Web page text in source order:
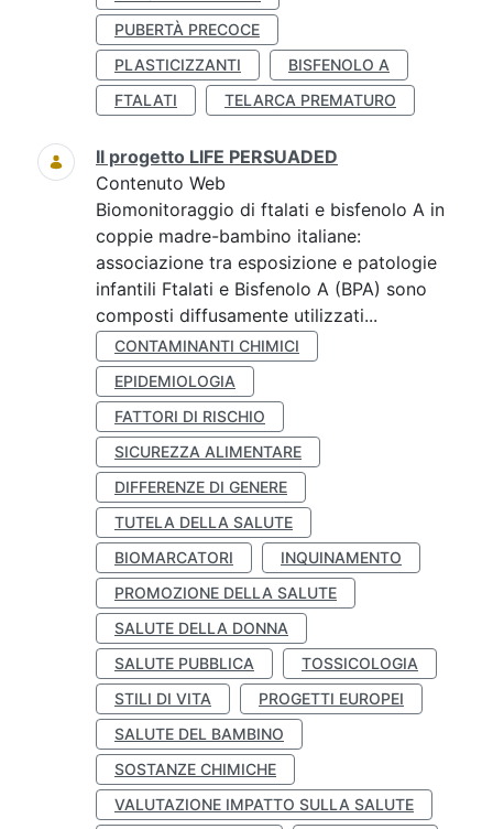
PUBERTÀ PRECOCE
PLASTICIZZANTI
BISFENOLO A
FTALATI
TELARCA PREMATURO
Il progetto LIFE PERSUADED
Contenuto Web
Biomonitoraggio di ftalati e bisfenolo A in
coppie madre-bambino italiane:
associazione tra esposizione e patologie
infantili Ftalati e Bisfenolo A (BPA) sono
composti diffusamente utilizzati...
CONTAMINANTI CHIMICI
EPIDEMIOLOGIA
FATTORI DI RISCHIO
SICUREZZA ALIMENTARE
DIFFERENZE DI GENERE
TUTELA DELLA SALUTE
BIOMARCATORI
INQUINAMENTO
PROMOZIONE DELLA SALUTE
SALUTE DELLA DONNA
SALUTE PUBBLICA
TOSSICOLOGIA
STILI DI VITA
PROGETTI EUROPEI
SALUTE DEL BAMBINO
SOSTANZE CHIMICHE
VALUTAZIONE IMPATTO SULLA SALUTE